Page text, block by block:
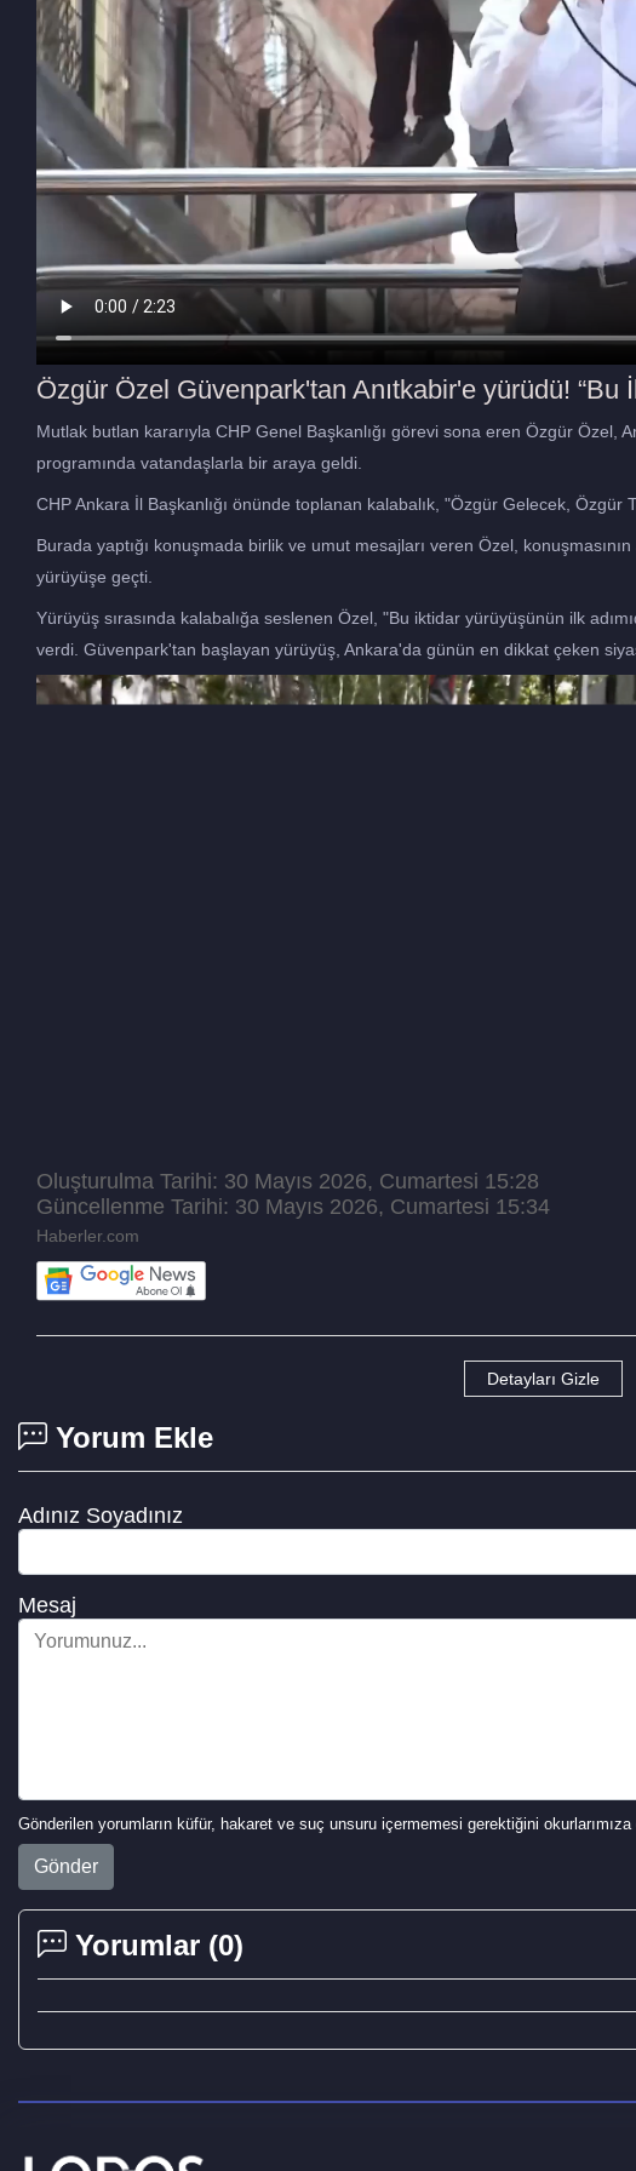
Özgür Özel Güvenpark'tan Anıtkabir'e yürüdü! “Bu
Mutlak butlan kararıyla CHP Genel Başkanlığı görevi sona eren Özgür Özel,
programında vatandaşlarla bir araya geldi.
CHP Ankara İl Başkanlığı önünde toplanan kalabalık, "Özgür Gelecek, Özgür
Burada yaptığı konuşmada birlik ve umut mesajları veren Özel,
yürüyüşe geçti.
Yürüyüş sırasında kalabalığa seslenen Özel, "Bu iktidar yürüyüşünün ilk
verdi. Güvenpark'tan başlayan yürüyüş, Ankara'da günün en dikkat çeken
Oluşturulma Tarihi: 30 Mayıs 2026, Cumartesi 15:28
Güncellenme Tarihi: 30 Mayıs 2026, Cumartesi 15:34
Haberler.com
Detayları Gizle
Yorum Ekle
Adınız Soyadınız
Mesaj
Gönderilen yorumların küfür, hakaret ve suç unsuru içermemesi gerektiğini okurlarımıza
Gönder
Yorumlar (0)